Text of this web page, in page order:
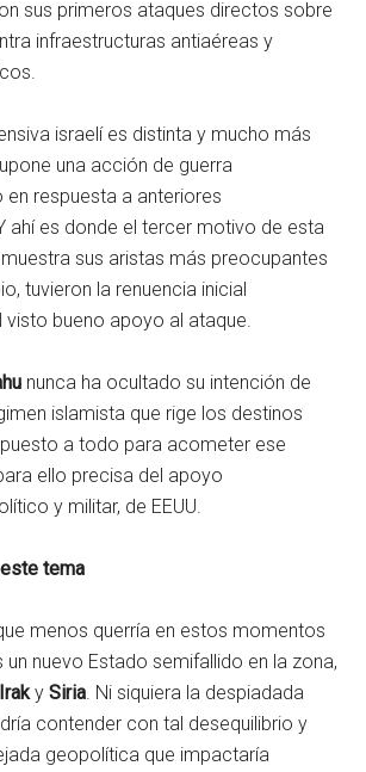
sus primeros ataques directos sobre
infraestructuras antiaéreas y
israelí es distinta y mucho más
una acción de guerra
respuesta a anteriores
ahí es donde el tercer motivo de esta
sus aristas más preocupantes
tuvieron la renuencia inicial
visto bueno apoyo al ataque.
nunca ha ocultado su intención de
islamista que rige los destinos
a todo para acometer ese
ello precisa del apoyo
y militar, de EEUU.
tema
menos querría en estos momentos
un nuevo Estado semifallido en la zona,
IrakySiria . Ni siquiera la despiadada
contender con tal desequilibrio y
geopolítica que impactaría